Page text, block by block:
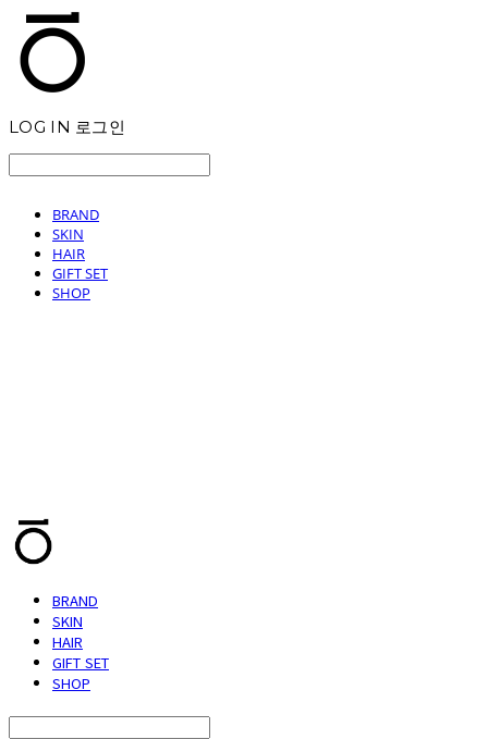
LOG IN 로그인
BRAND
SKIN
HAIR
GIFT SET
SHOP
BRAND
SKIN
HAIR
GIFT SET
SHOP